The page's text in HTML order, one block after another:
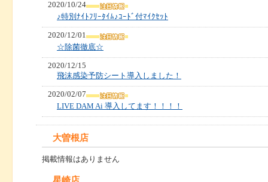
2020/10/24
♪特別ﾅｲﾄﾌﾘｰﾀｲﾑ♪ｺｰﾄﾞ付ﾏｲｸｾｯﾄ
2020/12/01
☆除菌徹底☆
2020/12/15
飛沫感染予防シート導入しました！
2020/02/07
LIVE DAM Ai 導入してます！！！！
大曽根店
掲載情報はありません
星崎店